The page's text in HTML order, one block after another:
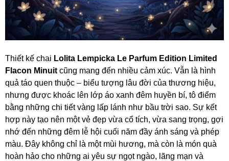
Thiết kế chai Lolita Lempicka Le Parfum Edition Limited
Flacon Minuit cũng mang đến nhiều cảm xúc. Vẫn là hình
quả táo quen thuộc – biểu tượng lâu đời của thương hiệu,
nhưng được khoác lên lớp áo xanh đêm huyền bí, tô điểm
bằng những chi tiết vàng lấp lánh như bầu trời sao. Sự kết
hợp này tạo nên một vẻ đẹp vừa cổ tích, vừa sang trọng, gợi
nhớ đến những đêm lễ hội cuối năm đầy ánh sáng và phép
màu. Đây không chỉ là một mùi hương, mà còn là món quà
hoàn hảo cho những ai yêu sự ngọt ngào, lãng mạn và